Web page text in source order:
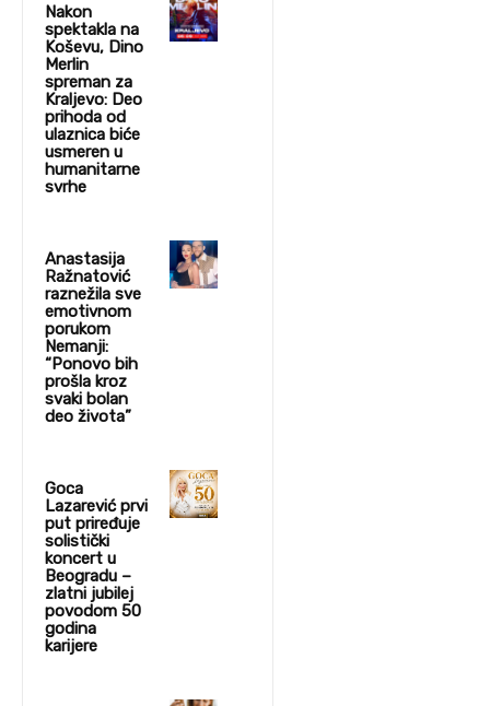
Nakon
spektakla na
Koševu, Dino
Merlin
spreman za
Kraljevo: Deo
prihoda od
ulaznica biće
usmeren u
humanitarne
svrhe
Anastasija
Ražnatović
raznežila sve
emotivnom
porukom
Nemanji:
“Ponovo bih
prošla kroz
svaki bolan
deo života”
Goca
Lazarević prvi
put priređuje
solistički
koncert u
Beogradu –
zlatni jubilej
povodom 50
godina
karijere